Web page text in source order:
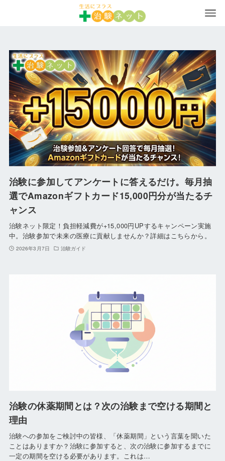
治験に参加してアンケートに答えるだけ。毎月抽
選でAmazonギフトカード15,000円分が当たるチ
ャンス
治験ネット限定！負担軽減費が+15,000円UPするキャンペーン実施
中。治験参加で未来の医療に貢献しませんか？詳細はこちらから。
2026年3月7日 治験ガイド
治験の休薬期間とは？次の治験まで空ける期間と
理由
治験への参加をご検討中の皆様、「休薬期間」という言葉を聞いた
ことはありますか？治験に参加すると、次の治験に参加するまでに
一定の期間を空ける必要があります。これは…